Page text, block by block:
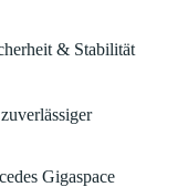
& Stabilität
Gigaspace